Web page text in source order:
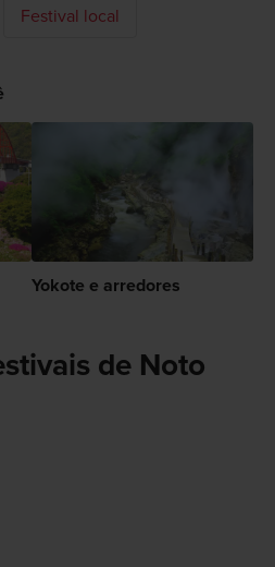
Festival local
Yokote e arredores
de Noto